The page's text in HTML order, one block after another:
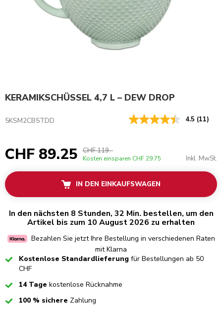
KERAMIKSCHÜSSEL 4,7 L – DEW DROP
5KSM2CB5TDD 4.5 (11)
CHF 89.25 CHF 119.-
Kosten einsparen CHF 29.75 Inkl. MwSt.
IN DEN EINKAUFSWAGEN
In den nächsten 8 Stunden, 32 Min. bestellen, um den
Artikel bis zum 10 August 2026 zu erhalten
Bezahlen Sie jetzt Ihre Bestellung in verschiedenen Raten
mit Klarna
CheckedKostenlose Standardlieferung für Bestellungen ab 50
CHF
Checked14 Tage kostenlose Rücknahme
Checked100 % sichere Zahlung